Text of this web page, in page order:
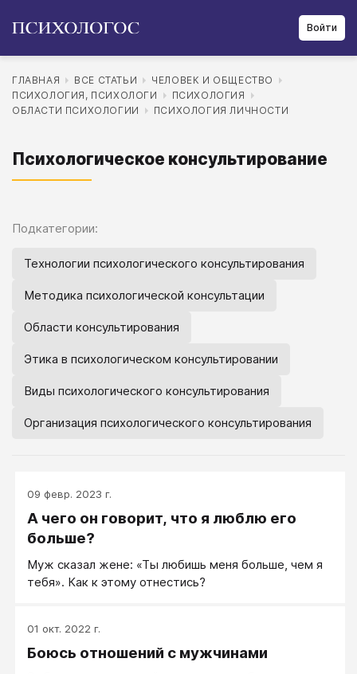
Войти
ГЛАВНАЯ ВСЕ СТАТЬИ
ЧЕЛОВЕК И ОБЩЕСТВО
ПСИХОЛОГИЯ, ПСИХОЛОГИ
ПСИХОЛОГИЯ
ОБЛАСТИ ПСИХОЛОГИИ
ПСИХОЛОГИЯ ЛИЧНОСТИ
Психологическое консультирование
Подкатегории:
Технологии психологического консультирования
Методика психологической консультации
Области консультирования
Этика в психологическом консультировании
Виды психологического консультирования
Организация психологического консультирования
09 февр. 2023 г.
А чего он говорит, что я люблю его
больше?
Муж сказал жене: «Ты любишь меня больше, чем я
тебя». Как к этому отнестись?
01 окт. 2022 г.
Боюсь отношений с мужчинами